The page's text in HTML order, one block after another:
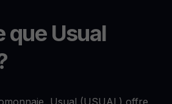
que Usual
Usual (USUAL) offre